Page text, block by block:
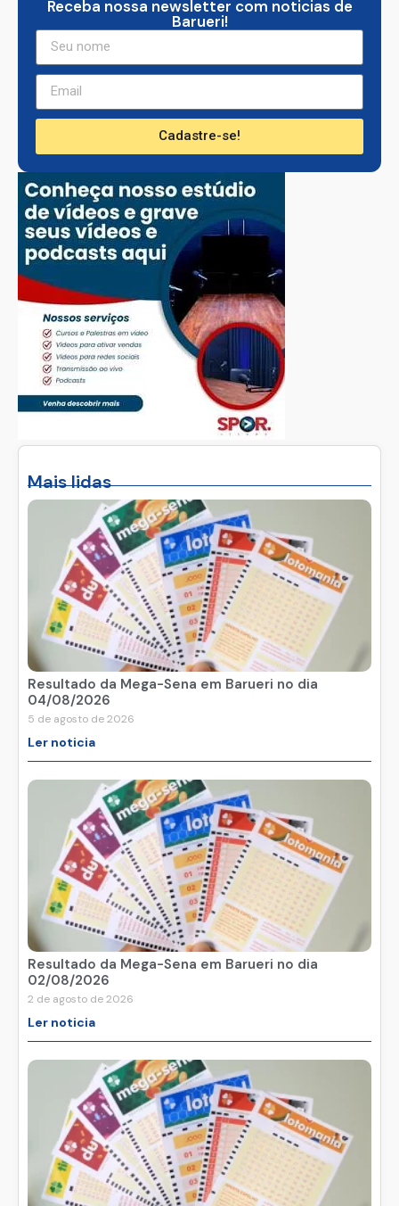
Mais lidas
Resultado da Mega-Sena em Barueri no dia
04/08/2026
5 de agosto de 2026
Ler noticia
Resultado da Mega-Sena em Barueri no dia
02/08/2026
2 de agosto de 2026
Ler noticia
Receba nossa newsletter com noticias de
Barueri!
Cadastre-se!